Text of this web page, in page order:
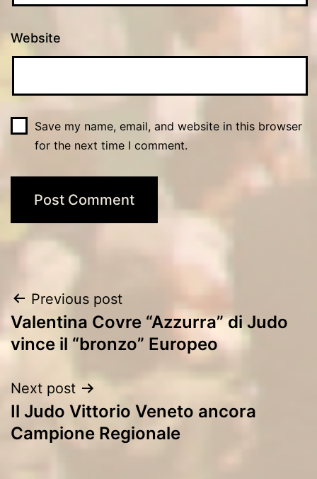
Website
Save my name, email, and website in this browser
for the next time I comment.
Post
navigation
Previous post
Valentina Covre “Azzurra” di Judo
vince il “bronzo” Europeo
Next post
Il Judo Vittorio Veneto ancora
Campione Regionale